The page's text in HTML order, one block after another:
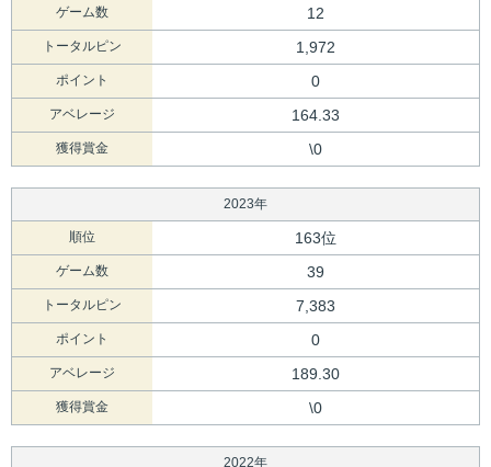
ゲーム数 12
トータルピン 1,972
ポイント 0
アベレージ 164.33
獲得賞金 \0
2023年
順位 163位
ゲーム数 39
トータルピン 7,383
ポイント 0
アベレージ 189.30
獲得賞金 \0
2022年